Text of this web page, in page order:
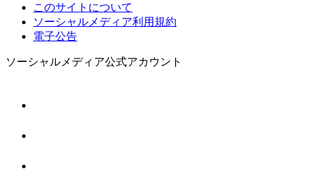
このサイトについて
ソーシャルメディア利用規約
電子公告
ソーシャルメディア公式アカウント